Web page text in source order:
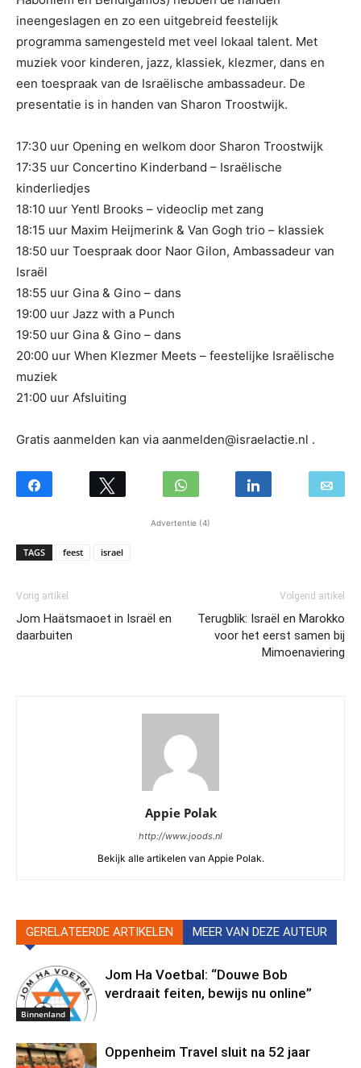
ineengeslagen en zo een uitgebreid feestelijk
programma samengesteld met veel lokaal talent. Met
muziek voor kinderen, jazz, klassiek, klezmer, dans en
een toespraak van de Israëlische ambassadeur. De
presentatie is in handen van Sharon Troostwijk.
17:30 uur Opening en welkom door Sharon Troostwijk
17:35 uur Concertino Kinderband – Israëlische
kinderliedjes
18:10 uur Yentl Brooks – videoclip met zang
18:15 uur Maxim Heijmerink & Van Gogh trio – klassiek
18:50 uur Toespraak door Naor Gilon, Ambassadeur van
Israël
18:55 uur Gina & Gino – dans
19:00 uur Jazz with a Punch
19:50 uur Gina & Gino – dans
20:00 uur When Klezmer Meets – feestelijke Israëlische
muziek
21:00 uur Afsluiting
Gratis aanmelden kan via aanmelden@israelactie.nl .
Advertentie (4)
TAGS feest israel
Vorig artikel
Jom Haätsmaoet in Israël en
daarbuiten
Volgend artikel
Terugblik: Israël en Marokko
voor het eerst samen bij
Mimoenaviering
Appie Polak
http://www.joods.nl
Bekijk alle artikelen van Appie Polak.
GERELATEERDE ARTIKELEN MEER VAN DEZE AUTEUR
Binnenland
Jom Ha Voetbal: “Douwe Bob
verdraait feiten, bewijs nu online”
Oppenheim Travel sluit na 52 jaar